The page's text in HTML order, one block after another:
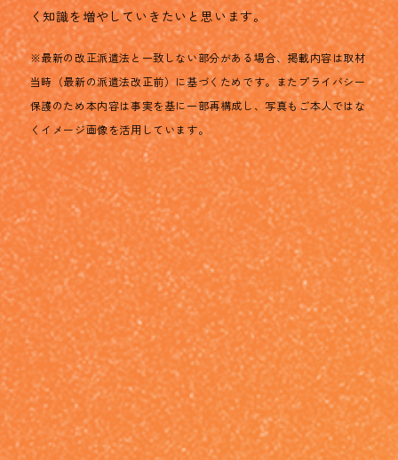
く知識を増やしていきたいと思います。
※最新の改正派遣法と一致しない部分がある場合、掲載内容は取材
当時（最新の派遣法改正前）に基づくためです。またプライバシー
保護のため本内容は事実を基に一部再構成し、写真もご本人ではな
くイメージ画像を活用しています。